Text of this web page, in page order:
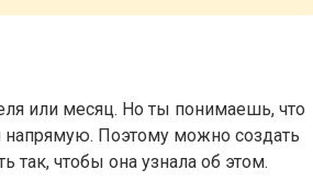
или месяц. Но ты понимаешь, что
Поэтому можно создать
так, чтобы она узнала об этом.